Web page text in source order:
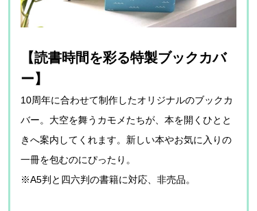
【読書時間を彩る特製ブックカバ
ー】
10周年に合わせて制作したオリジナルのブックカ
バー。大空を舞うカモメたちが、本を開くひとと
きへ案内してくれます。新しい本やお気に入りの
一冊を包むのにぴったり。
※A5判と四六判の書籍に対応、非売品。